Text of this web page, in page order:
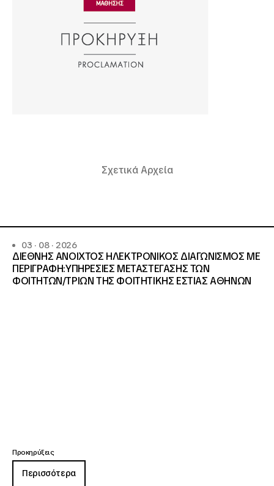
Σχετικά Αρχεία
03 · 08 · 2026
ΔΙΕΘΝΗΣ ΑΝΟΙΧΤΟΣ ΗΛΕΚΤΡΟΝΙΚΟΣ ΔΙΑΓΩΝΙΣΜΟΣ ΜΕ
ΠΕΡΙΓΡΑΦΗ:ΥΠΗΡΕΣΙΕΣ METAΣΤΕΓΑΣΗΣ ΤΩΝ
ΦΟΙΤΗΤΩΝ/ΤΡΙΩΝ ΤΗΣ ΦΟΙΤΗΤΙΚΗΣ ΕΣΤΙΑΣ ΑΘΗΝΩΝ
Προκηρύξεις
Περισσότερα